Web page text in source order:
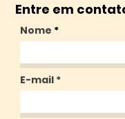
Entre em
Nome
E-mail